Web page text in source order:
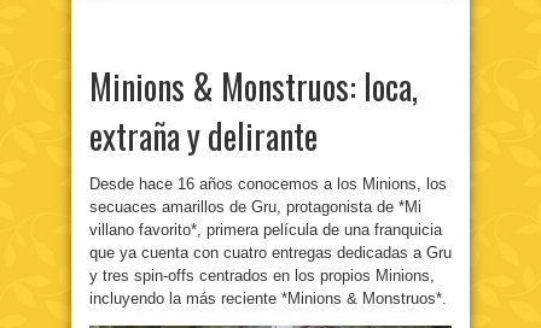
Minions & Monstruos: loca,
extraña y delirante
Desde hace 16 años conocemos a los Minions, los
secuaces amarillos de Gru, protagonista de *Mi
villano favorito*, primera película de una franquicia
que ya cuenta con cuatro entregas dedicadas a Gru
y tres spin-offs centrados en los propios Minions,
incluyendo la más reciente *Minions & Monstruos*.